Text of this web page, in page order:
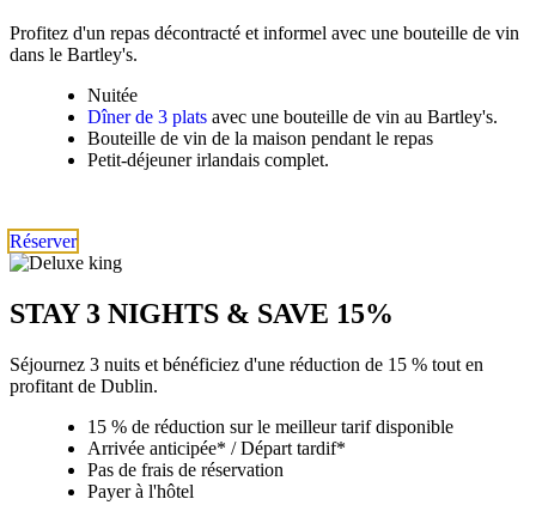
Profitez d'un repas décontracté et informel avec une bouteille de vin
dans le Bartley's.
Nuitée
Dîner de 3 plats avec une bouteille de vin au Bartley's.
Bouteille de vin de la maison pendant le repas
Petit-déjeuner irlandais complet.
Réserver
STAY 3 NIGHTS & SAVE 15%
Séjournez 3 nuits et bénéficiez d'une réduction de 15 % tout en
profitant de Dublin.
15 % de réduction sur le meilleur tarif disponible
Arrivée anticipée* / Départ tardif*
Pas de frais de réservation
Payer à l'hôtel